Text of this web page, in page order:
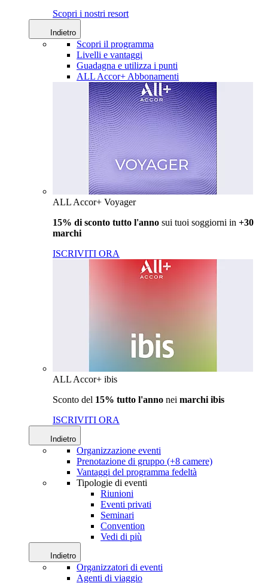
Scopri i nostri resort
Indietro
Scopri il programma
Livelli e vantaggi
Guadagna e utilizza i punti
ALL Accor+ Abbonamenti
ALL Accor+ Voyager
15% di sconto tutto l'anno sui tuoi soggiorni in +30
marchi
ISCRIVITI ORA
ALL Accor+ ibis
Sconto del 15% tutto l'anno nei marchi ibis
ISCRIVITI ORA
Indietro
Organizzazione eventi
Prenotazione di gruppo (+8 camere)
Vantaggi del programma fedeltà
Tipologie di eventi
Riunioni
Eventi privati
Seminari
Convention
Vedi di più
Indietro
Organizzatori di eventi
Agenti di viaggio